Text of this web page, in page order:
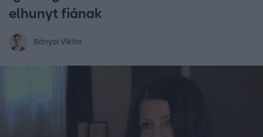
elhunyt fiának
Bányai Viktor